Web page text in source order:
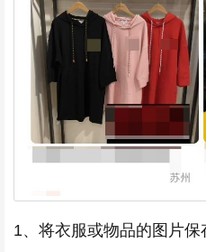
1、将衣服或物品的图片